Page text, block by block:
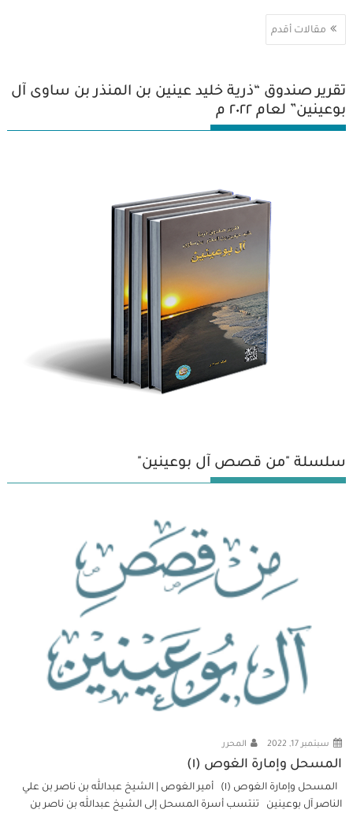
تصفّح
المقالات
مقالات أقدم
تقرير صندوق “ذرية خليد عينين بن المنذر بن ساوى آل
بوعينين” لعام ٢٠٢٢ م
سلسلة "من قصص آل بوعينين"
سبتمبر 17, 2022 المحرر
المسحل وإمارة الغوص (١)
المسحل وإمارة الغوص (١) أمير الغوص | الشيخ عبدالله بن ناصر بن علي
الناصر آل بوعينين تنتسب أسرة المسحل إلى الشيخ عبدالله بن ناصر بن